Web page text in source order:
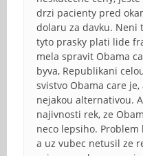
drzi pacienty pred
dolaru za davku. Neni
tyto prasky plati lide
mela spravit Obama
byva, Republikani
svistvo Obama care
nejakou alternativou.
najivnosti rek, ze
neco lepsiho.
a uz vubec netusil ze